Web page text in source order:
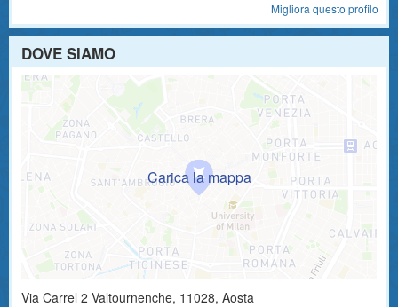
Migliora questo profilo
DOVE SIAMO
Via Carrel 2 Valtournenche, 11028, Aosta